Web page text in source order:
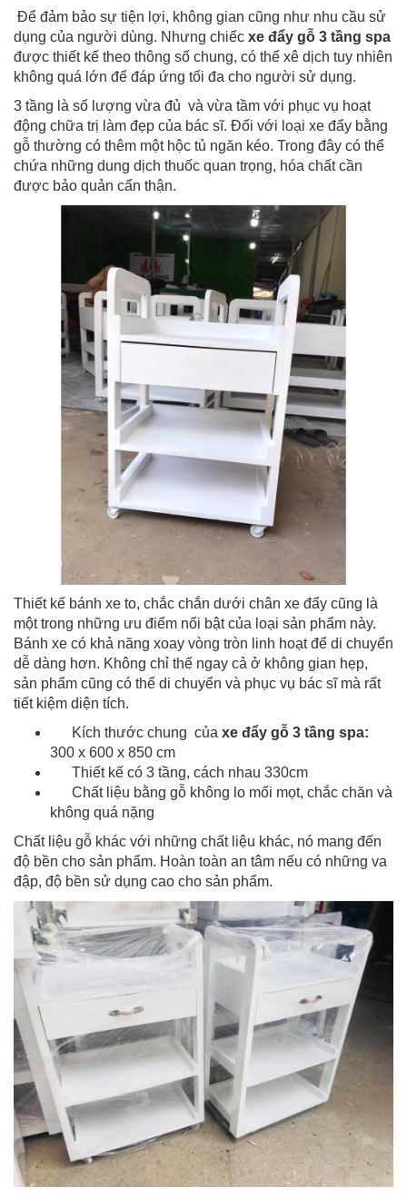
Để đảm bảo sự tiện lợi, không gian cũng như nhu cầu sử
dụng của người dùng. Nhưng chiếc xe đẩy gỗ 3 tầng spa
được thiết kế theo thông số chung, có thể xê dịch tuy nhiên
không quá lớn để đáp ứng tối đa cho người sử dụng.
3 tầng là số lượng vừa đủ và vừa tầm với phục vụ hoạt
động chữa trị làm đẹp của bác sĩ. Đối với loại xe đẩy bằng
gỗ thường có thêm một hộc tủ ngăn kéo. Trong đây có thể
chứa những dung dịch thuốc quan trọng, hóa chất cần
được bảo quản cẩn thận.
Thiết kế bánh xe to, chắc chắn dưới chân xe đẩy cũng là
một trong những ưu điểm nổi bật của loại sản phẩm này.
Bánh xe có khả năng xoay vòng tròn linh hoạt để di chuyển
dễ dàng hơn. Không chỉ thế ngay cả ở không gian hẹp,
sản phẩm cũng có thể di chuyển và phục vụ bác sĩ mà rất
tiết kiệm diện tích.
Kích thước chung của xe đẩy gỗ 3 tầng spa:
300 x 600 x 850 cm
Thiết kế có 3 tầng, cách nhau 330cm
Chất liệu bằng gỗ không lo mối mọt, chắc chăn và
không quá nặng
Chất liệu gỗ khác với những chất liệu khác, nó mang đến
độ bền cho sản phẩm. Hoàn toàn an tâm nếu có những va
đập, độ bền sử dụng cao cho sản phẩm.